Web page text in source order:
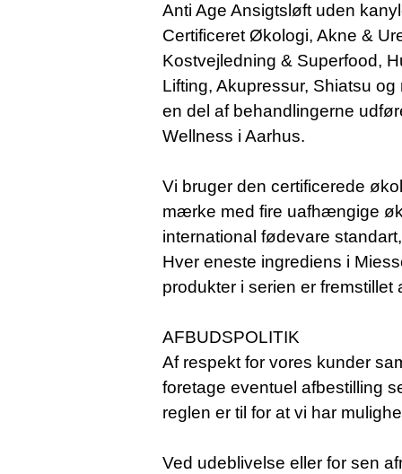
Anti Age Ansigtsløft uden
Certificeret Økologi, Akne &
Kostvejledning & Superfood,
Lifting, Akupressur, Shiatsu og
en del af behandlingerne
Wellness i Aarhus.
Vi bruger den certificerede
mærke med fire uafhængige
international fødevare
Hver eneste ingrediens i
produkter i serien er
AFBUDSPOLITIK
Af respekt for vores kunder
foretage eventuel afbestilling
reglen er til for at vi har
Ved udeblivelse eller for sen